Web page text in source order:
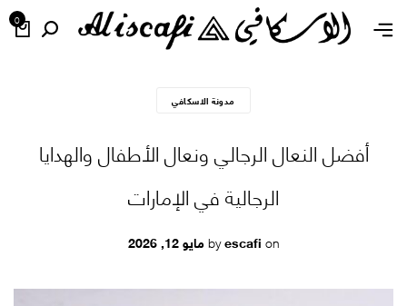
0
مدونة الاسكافي
أفضل النعال الرجالي ونعال الأطفال والهدايا
الرجالية في الإمارات
byescafi on مايو 12, 2026